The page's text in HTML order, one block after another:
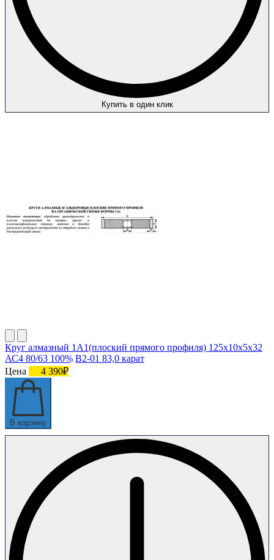
Купить в один клик
Круг алмазный 1А1(плоский прямого профиля) 125х10х5х32
АС4 80/63 100% В2-01 83,0 карат
Цена
4 390₽
В корзину